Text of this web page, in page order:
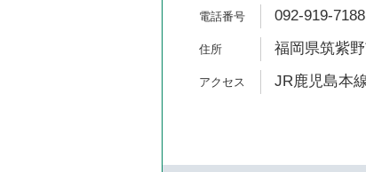
092-919-7188
福岡県筑紫
JR鹿児島本